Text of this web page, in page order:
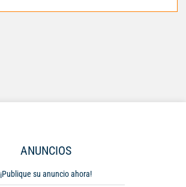
ANUNCIOS
¡Publique su anuncio ahora!